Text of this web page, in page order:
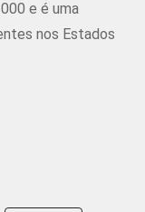
e é uma
nos Estados